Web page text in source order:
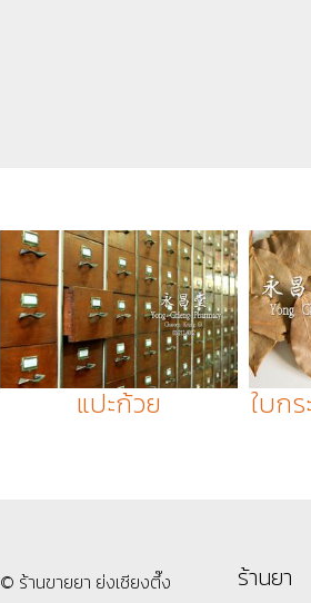
แปะก้วย ใบก
© ร้านขายยา ย่งเชียงตึ๊ง
ร้านยา